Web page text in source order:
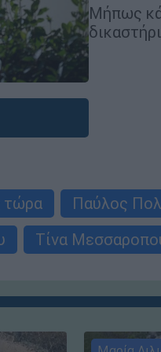
Μήπως
τώρα Παύλος
Τίνα